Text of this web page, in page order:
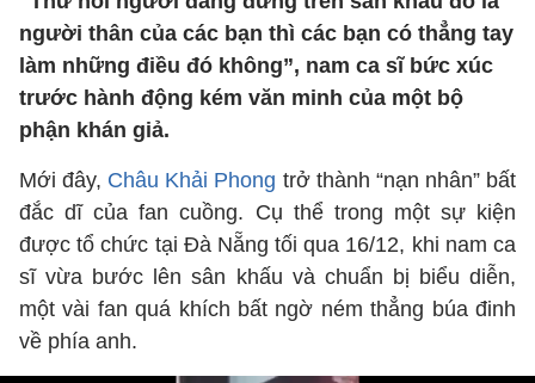
người thân của các bạn thì các bạn có thẳng tay
làm những điều đó không”, nam ca sĩ bức xúc
trước hành động kém văn minh của một bộ
phận khán giả.
Mới đây, Châu Khải Phong trở thành “nạn nhân” bất
đắc dĩ của fan cuồng. Cụ thể trong một sự kiện
được tổ chức tại Đà Nẵng tối qua 16/12, khi nam ca
sĩ vừa bước lên sân khấu và chuẩn bị biểu diễn,
một vài fan quá khích bất ngờ ném thẳng búa đinh
về phía anh.